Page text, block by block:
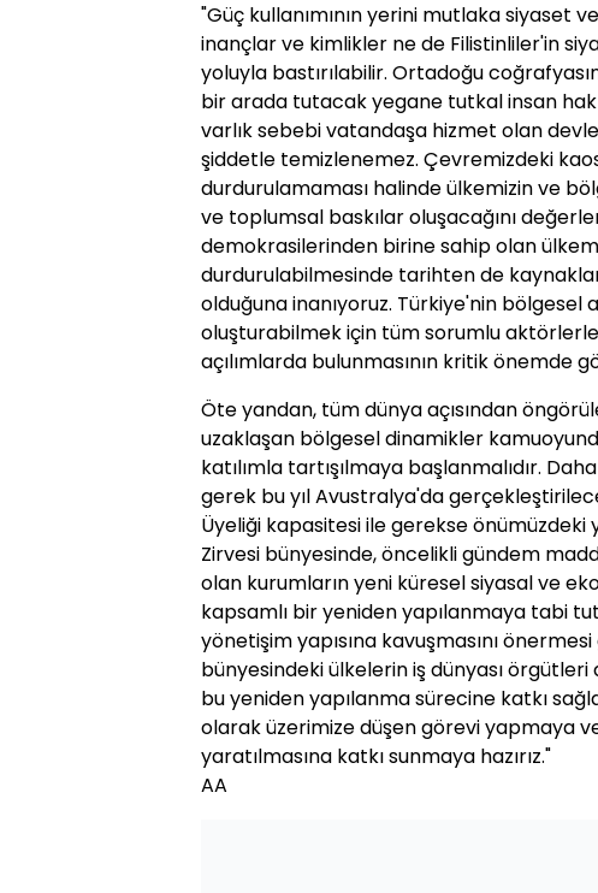
"Güç kullanımının yerini mutlaka siyaset
inançlar ve kimlikler ne de Filistinliler'in
yoluyla bastırılabilir. Ortadoğu
bir arada tutacak yegane tutkal insan hak
varlık sebebi vatandaşa hizmet olan
şiddetle temizlenemez. Çevremizdeki
durdurulamaması halinde ülkemizin ve
ve toplumsal baskılar oluşacağını
demokrasilerinden birine sahip olan
durdurulabilmesinde tarihten de
olduğuna inanıyoruz. Türkiye'nin bölgesel
oluşturabilmek için tüm sorumlu aktörlerle
açılımlarda bulunmasının kritik önemde
Öte yandan, tüm dünya açısından
uzaklaşan bölgesel dinamikler
katılımla tartışılmaya başlanmalıdır.
gerek bu yıl Avustralya'da
Üyeliği kapasitesi ile gerekse önümüzdeki
Zirvesi bünyesinde, öncelikli gündem
olan kurumların yeni küresel siyasal ve
kapsamlı bir yeniden yapılanmaya tabi
yönetişim yapısına kavuşmasını
bünyesindeki ülkelerin iş dünyası
bu yeniden yapılanma sürecine katkı
olarak üzerimize düşen görevi yapmaya
yaratılmasına katkı sunmaya hazırız."
AA